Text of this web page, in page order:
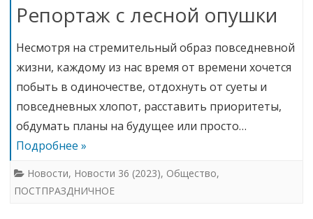
Репортаж с лесной опушки
Несмотря на стремительный образ повседневной
жизни, каждому из нас время от времени хочется
побыть в одиночестве, отдохнуть от суеты и
повседневных хлопот, расставить приоритеты,
обдумать планы на будущее или просто…
Подробнее »
Новости, Новости 36 (2023), Общество,
ПОСТПРАЗДНИЧНОЕ